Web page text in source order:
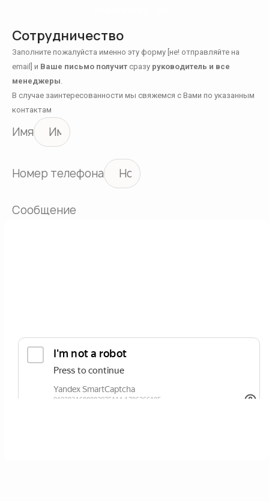
Сотрудничество
Заполните пожалуйста именно эту форму [не! отправляйте на
email] и Ваше письмо получит сразу руководитель и все
менеджеры.
В случае заинтересованности мы свяжемся с Вами по указанным
контактам
Имя
Номер телефона
Сообщение